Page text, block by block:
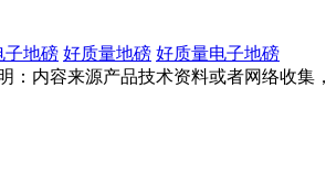
子地磅 好质量地磅 好质量电子地磅
：内容来源产品技术资料或者网络收